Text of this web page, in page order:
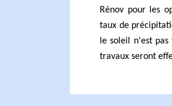
Rénov pour les
taux de
le soleil n'est
travaux seront